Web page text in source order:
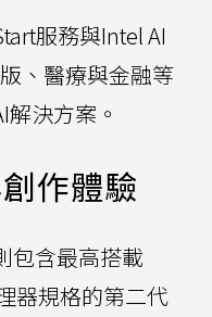
服務與Intel AI
、醫療與金融等
決方案。
作體驗
包含最高搭載
器規格的第二代